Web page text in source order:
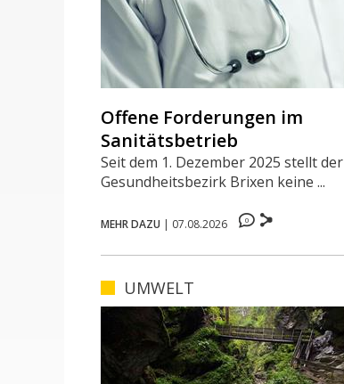
Offene Forderungen im
Sanitätsbetrieb
Seit dem 1. Dezember 2025 stellt der
Gesundheitsbezirk Brixen keine ...
MEHR DAZU | 07.08.2026 0
UMWELT